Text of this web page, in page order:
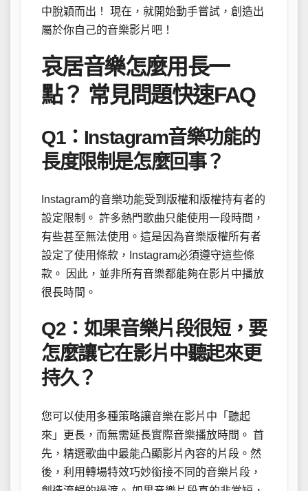
中脫穎而出！ 現在，就開始動手嘗試，創造出
屬於你自己的音樂影片吧！
哀居音樂怎麼用長一
點？ 常見問題快速FAQ
Q1：Instagram音樂功能的
長度限制是怎麼回事？
Instagram的音樂功能受到版權和版權持有者的
設定限制。 許多熱門歌曲只能使用一段時間，
有些甚至無法使用。這是因為音樂版權所有者
設定了使用條款，Instagram必須遵守這些條
款。 因此，並非所有音樂都能夠在影片中播放
很長時間。
Q2：如果音樂片段很短，要
怎麼讓它在影片中聽起來更
持久？
您可以使用多種策略讓音樂在影片中「聽起
來」更長，而無需延長實際音樂播放時間。 首
先，精選歌曲中最能凸顯影片內容的片段。然
後，利用轉場特效巧妙銜接不同的音樂片段，